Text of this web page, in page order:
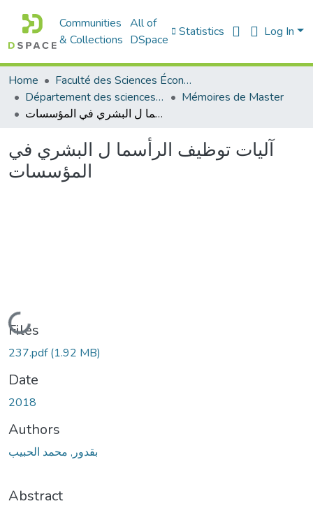
Communities
& Collections
All of
DSpace
Statistics Log In
Home
Faculté des Sciences Économiques Commerciales et des Sciences de Gestion
Département des sciences de gestion
Mémoires de Master
آليات توظيف الرأسما ل البشري في المؤسسات
آليات توظيف الرأسما ل البشري في
المؤسسات
Loading...
Files
237.pdf(1.92 MB)
Date
2018
Authors
بقدور, محمد الحبيب
Abstract